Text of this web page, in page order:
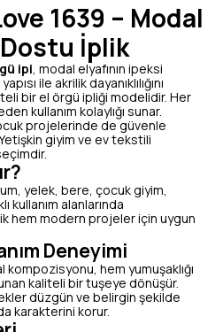
1639 – Modal
İplik
ipi, modal elyafının ipeksi
ile akrilik dayanıklılığını
bir el örgü ipliği modelidir. Her
kullanım kolaylığı sunar.
projelerinde de güvenle
giyim ve ev tekstili
yelek, bere, çocuk giyim,
kullanım alanlarında
hem modern projeler için uygun
Deneyimi
kompozisyonu, hem yumuşaklığı
kaliteli bir tuşeye dönüşür.
düzgün ve belirgin şekilde
karakterini korur.